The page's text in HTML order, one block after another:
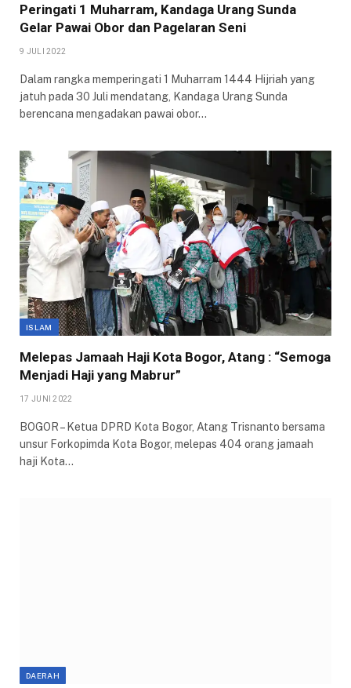
Peringati 1 Muharram, Kandaga Urang Sunda
Gelar Pawai Obor dan Pagelaran Seni
9 JULI 2022
Dalam rangka memperingati 1 Muharram 1444 Hijriah yang
jatuh pada 30 Juli mendatang, Kandaga Urang Sunda
berencana mengadakan pawai obor…
ISLAM
Melepas Jamaah Haji Kota Bogor, Atang : “Semoga
Menjadi Haji yang Mabrur”
17 JUNI 2022
BOGOR – Ketua DPRD Kota Bogor, Atang Trisnanto bersama
unsur Forkopimda Kota Bogor, melepas 404 orang jamaah
haji Kota…
DAERAH